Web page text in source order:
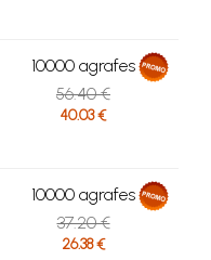
10000 agrafes
56.40 €
40.03 €
10000 agrafes
37.20 €
26.38 €